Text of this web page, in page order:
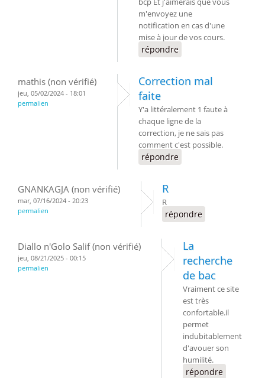
m'envoyez une
notification en cas d'une
mise à jour de vos cours.
répondre
mathis (non vérifié)
jeu, 05/02/2024 - 18:01
permalien
Correction mal
faite
Y'a littéralement 1 faute à
chaque ligne de la
correction, je ne sais pas
comment c'est possible.
répondre
GNANKAGJA (non vérifié)
mar, 07/16/2024 - 20:23
permalien
R
R
répondre
Diallo n'Golo Salif (non vérifié)
jeu, 08/21/2025 - 00:15
permalien
La
recherche
de bac
Vraiment ce site
est très
confortable.il
permet
indubitablement
d'avouer son
humilité.
répondre